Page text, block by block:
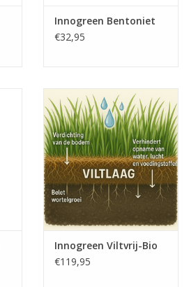
Innogreen Bentoniet
€32,95
Innogreen Viltvrij-Bio
€119,95